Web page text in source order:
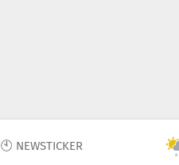
🕙 NEWSTICKER